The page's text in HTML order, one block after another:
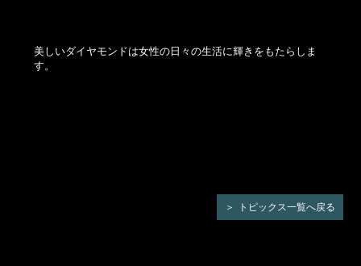
美しいダイヤモンドは女性の日々の生活に輝きをもたらしま
す。
トピックス一覧へ戻る